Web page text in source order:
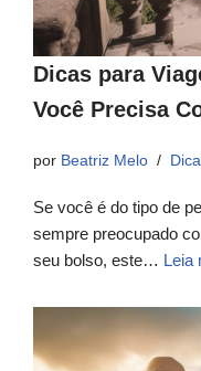
Dicas para
Você Precisa
por Beatriz Melo
Se você é do tipo de
sempre preocupado
seu bolso, este… Leia